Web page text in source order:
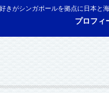
きがシンガポールを拠点に日本と
プロフィ